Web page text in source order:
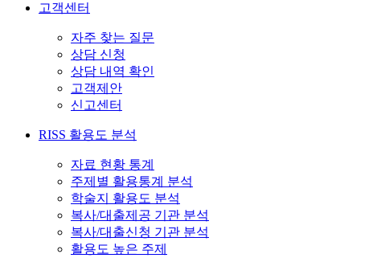
고객센터
자주 찾는 질문
상담 신청
상담 내역 확인
고객제안
신고센터
RISS 활용도 분석
자료 현황 통계
주제별 활용통계 분석
학술지 활용도 분석
복사/대출제공 기관 분석
복사/대출신청 기관 분석
활용도 높은 주제